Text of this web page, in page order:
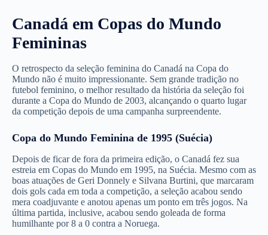
Canadá em Copas do Mundo
Femininas
O retrospecto da seleção feminina do Canadá na Copa do
Mundo não é muito impressionante. Sem grande tradição no
futebol feminino, o melhor resultado da história da seleção foi
durante a Copa do Mundo de 2003, alcançando o quarto lugar
da competição depois de uma campanha surpreendente.
Copa do Mundo Feminina de 1995 (Suécia)
Depois de ficar de fora da primeira edição, o Canadá fez sua
estreia em Copas do Mundo em 1995, na Suécia. Mesmo com as
boas atuações de Geri Donnely e Silvana Burtini, que marcaram
dois gols cada em toda a competição, a seleção acabou sendo
mera coadjuvante e anotou apenas um ponto em três jogos. Na
última partida, inclusive, acabou sendo goleada de forma
humilhante por 8 a 0 contra a Noruega.